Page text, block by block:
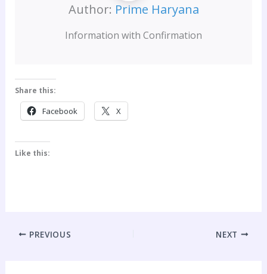
Author: Prime Haryana
Information with Confirmation
Share this:
Facebook X
Like this:
PREVIOUS NEXT